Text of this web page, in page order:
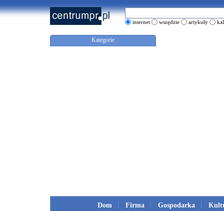
internet wszędzie artykuły
Kategorie
Dom Firma Gospodarka